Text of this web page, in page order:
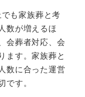
も家族葬と考
数が増えるほ
会葬者対応、会
ます。家族葬と
数に合った運営
です。